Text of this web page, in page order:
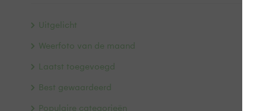
Uitgelicht
Weerfoto van de maand
Laatst toegevoegd
Best gewaardeerd
Populaire categorieën